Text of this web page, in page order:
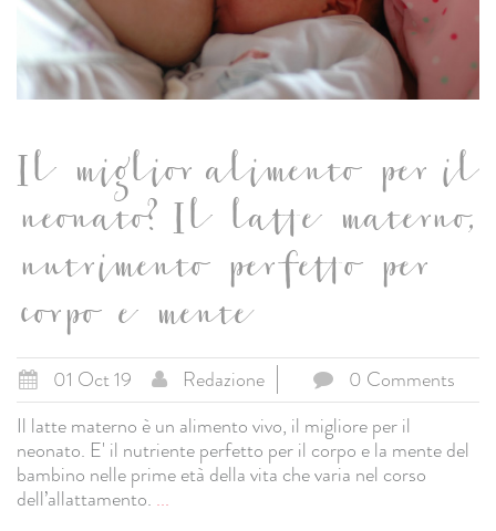
Il miglior alimento per il
neonato? Il latte materno,
nutrimento perfetto per
corpo e mente
01 Oct 19 Redazione
0 Comments
Il latte materno è un alimento vivo, il migliore per il
neonato. E' il nutriente perfetto per il corpo e la mente del
bambino nelle prime età della vita che varia nel corso
dell’allattamento. ...